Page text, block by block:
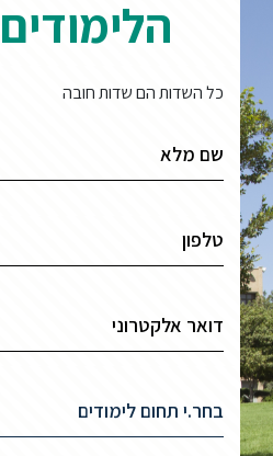
כל השדות הם שדות חובה
בחר.י תחום לימודים